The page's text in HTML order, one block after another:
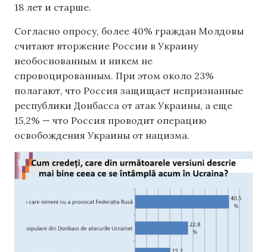
18 лет и старше.
Согласно опросу, более 40% граждан Молдовы
считают вторжение России в Украину
необоснованным и никем не
спровоцированным. При этом около 23%
полагают, что Россия защищает непризнанные
республики Донбасса от атак Украины, а еще
15,2% — что Россия проводит операцию
освобождения Украины от нацизма.